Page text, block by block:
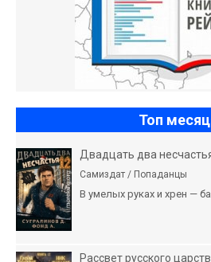
Топ
Двадцать два
Самиздат / Попаданцы
В умелых руках и хрен —
Рассвет русского